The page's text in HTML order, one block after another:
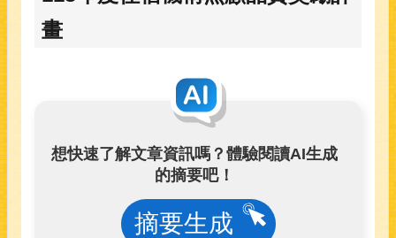
畫
想快速了解文章資訊嗎？體驗閱讀AI生成
的摘要吧！
摘要生成